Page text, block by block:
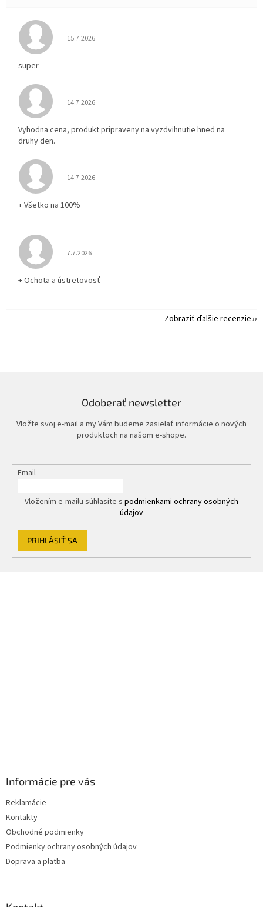
Hodnotenie obchodu je 5 z 5 hviezdičiek.
15.7.2026
super
Hodnotenie obchodu je 5 z 5 hviezdičiek.
14.7.2026
Vyhodna cena, produkt pripraveny na vyzdvihnutie hned na
druhy den.
Hodnotenie obchodu je 5 z 5 hviezdičiek.
14.7.2026
+ Všetko na 100%
Hodnotenie obchodu je 5 z 5 hviezdičiek.
7.7.2026
+ Ochota a ústretovosť
Zobraziť ďalšie recenzie
Odoberať newsletter
Vložte svoj e-mail a my Vám budeme zasielať informácie o nových
produktoch na našom e-shope.
Email
Vložením e-mailu súhlasíte s podmienkami ochrany osobných
údajov
PRIHLÁSIŤ SA
Informácie pre vás
Reklamácie
Kontakty
Obchodné podmienky
Podmienky ochrany osobných údajov
Doprava a platba